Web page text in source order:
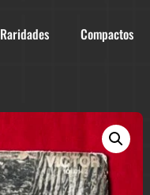
Raridades Compactos